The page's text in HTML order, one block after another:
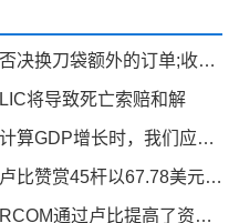
否决换刀袋额外的订单;收益2％
LIC将导致死亡索赔和解
计算GDP增长时，我们应该小心：rajan.
卢比赞赏45杆以67.78美元兑美元
RCOM通过卢比提高了资本支出指导。1000亿卢比